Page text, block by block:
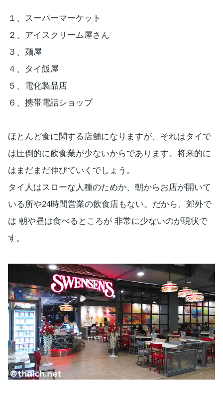
１、スーパーマーケット
２、アイスクリーム屋さん
３、麺屋
４、タイ飯屋
５、電化製品店
６、携帯電話ショップ
ほとんど食に関する店舗になりますが、それはタイで
は圧倒的に飲食業が少ないからであります。将来的に
はまだまだ伸びていくでしょう。
タイ人はスローな人種のためか、朝からお店が開いて
いる所や24時間営業の飲食店もない。だから、郊外で
は 朝や昼は食べるところが 非常に少ないのが現状で
す。